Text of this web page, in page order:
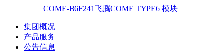
COME-B6F241飞腾COME TYPE6 模块
集团概况
产品服务
公告信息